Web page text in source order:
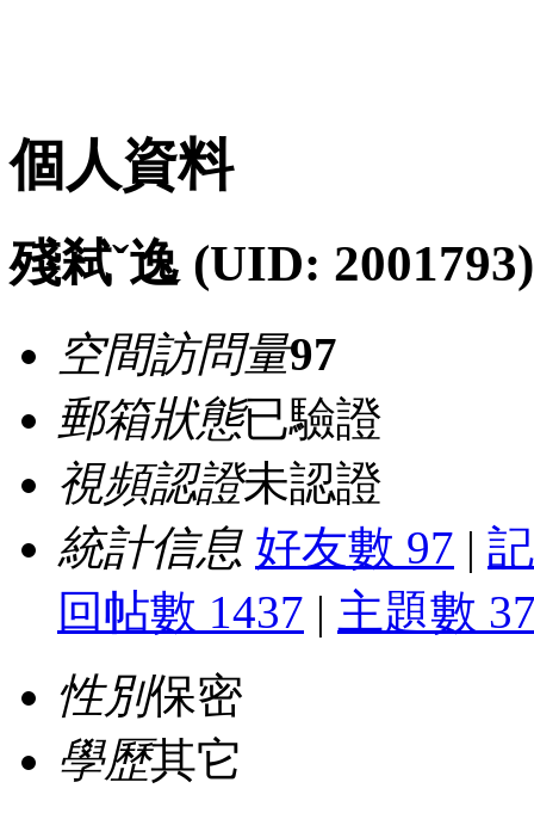
個人資料
殘弒ˇ逸 (UID: 2001793)
空間訪問量97
郵箱狀態已驗證
視頻認證未認證
統計信息 好友數 97 |
回帖數 1437 | 主題數
性別保密
學歷其它